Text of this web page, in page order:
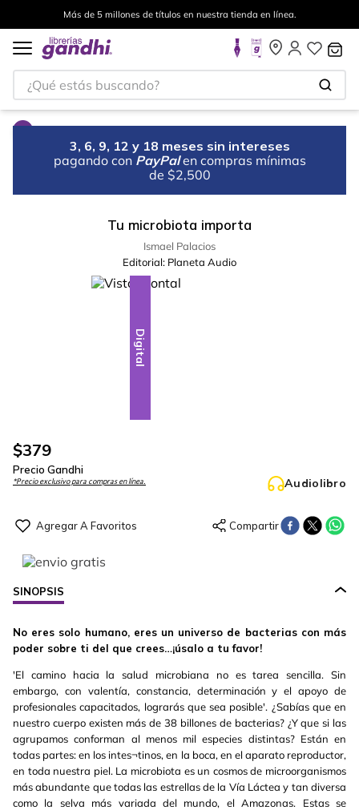
Más de 5 millones de títulos en nuestra tienda en línea.
¿Qué estás buscando?
3, 6, 9, 12 y 18 meses sin intereses
pagando con PayPal en compras mínimas
de $2,500
Tu microbiota importa
Ismael Palacios
Editorial: Planeta Audio
Digital
$379
Precio Gandhi
*Precio exclusivo para compras en línea. Audiolibro
SINOPSIS
No eres solo humano, eres un universo de bacterias con más
poder sobre ti del que crees…¡úsalo a tu favor!
'El camino hacia la salud microbiana no es tarea sencilla. Sin
embargo, con valentía, constancia, determinación y el apoyo de
profesionales capacitados, lograrás que sea posible'. ¿Sabías que en
nuestro cuerpo existen más de 38 billones de bacterias? ¿Y que si las
agrupamos conforman al menos mil especies distintas? Están en
todas partes: en los intes¬tinos, en la boca, en el aparato reproductor,
en toda nuestra piel. La microbiota es un cosmos de microorganismos
más abundante que todas las estrellas de la Vía Láctea y tan diversa
como la selva más variada del mundo, el Amazonas. Estas se